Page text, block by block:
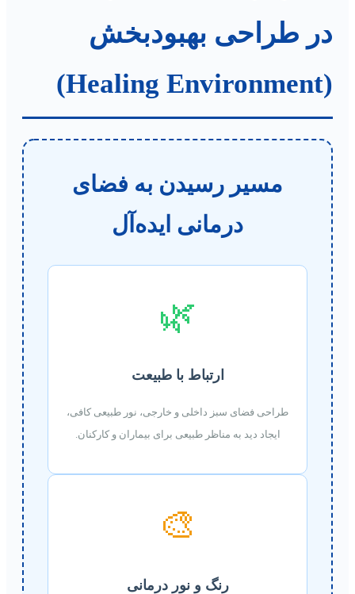
در طراحی بهبودبخش
(Healing Environment)
مسیر رسیدن به فضای
درمانی ایده‌آل
🌿
ارتباط با طبیعت
طراحی فضای سبز داخلی و خارجی، نور طبیعی کافی،
ایجاد دید به مناظر طبیعی برای بیماران و کارکنان.
🎨
رنگ و نور درمانی